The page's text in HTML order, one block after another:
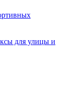
для улицы и